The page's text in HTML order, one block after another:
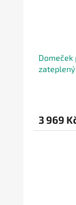
Domeček
3 969